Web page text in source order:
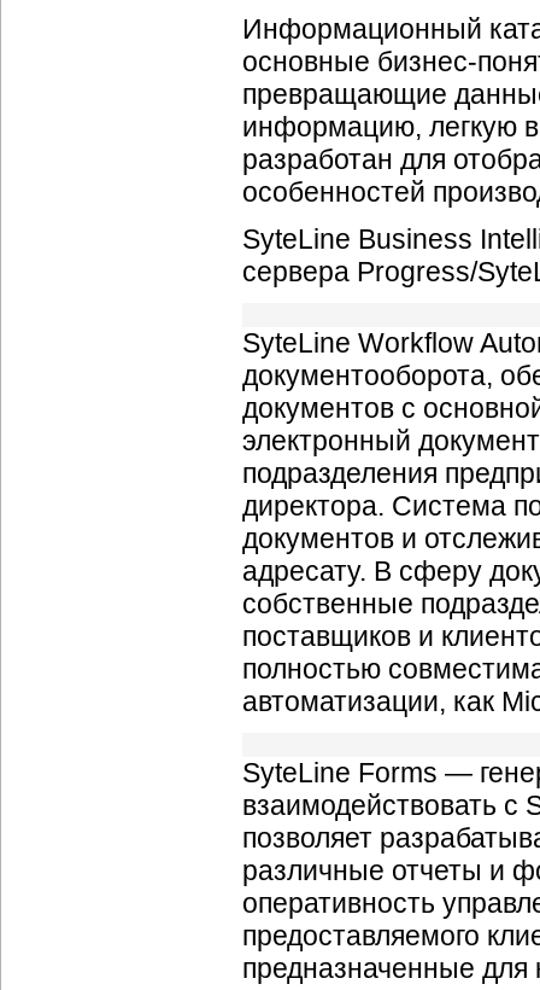
Информационный
основные бизнес-
превращающие
информацию, легкую
разработан для
особенностей
SyteLine Business
сервера Progress/
SyteLine Workflow
документооборота,
документов с
электронный
подразделения
директора. Система
документов и
адресату. В сферу
собственные
поставщиков и
полностью
автоматизации, как
SyteLine Forms —
взаимодействовать с
позволяет
различные отчеты и
оперативность
предоставляемого
предназначенные для